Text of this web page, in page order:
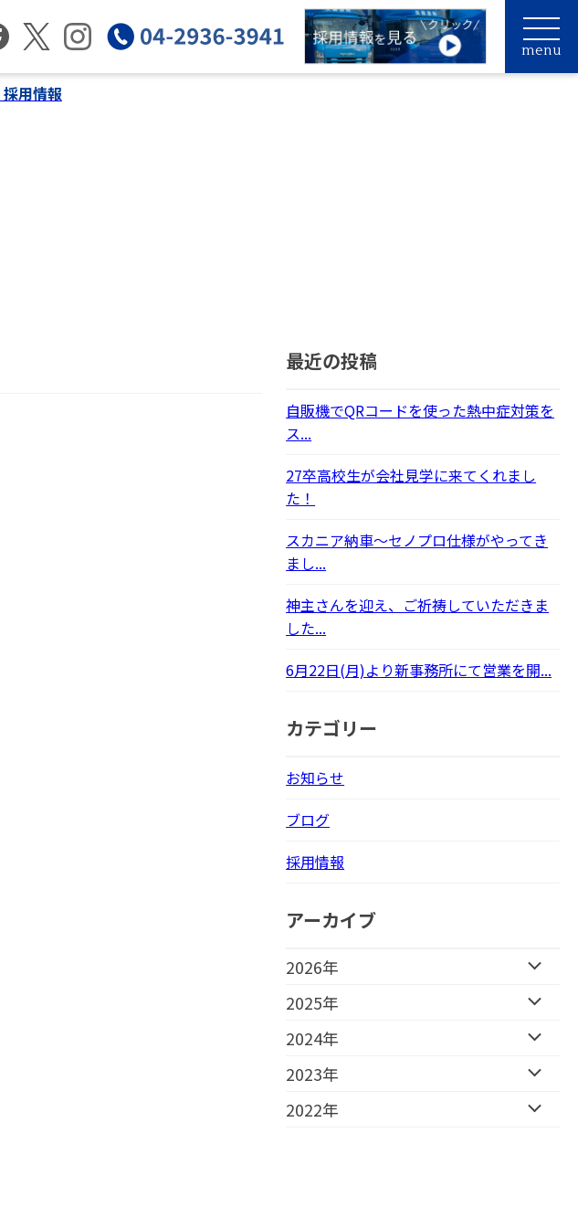
menu
採用情報
最近の投稿
自販機でQRコードを使った熱中症対策を
ス...
27卒高校生が会社見学に来てくれまし
た！
スカニア納車～セノプロ仕様がやってき
まし...
神主さんを迎え、ご祈祷していただきま
した...
6月22日(月)より新事務所にて営業を開...
カテゴリー
お知らせ
ブログ
採用情報
アーカイブ
2026年
2025年
2024年
2023年
2022年